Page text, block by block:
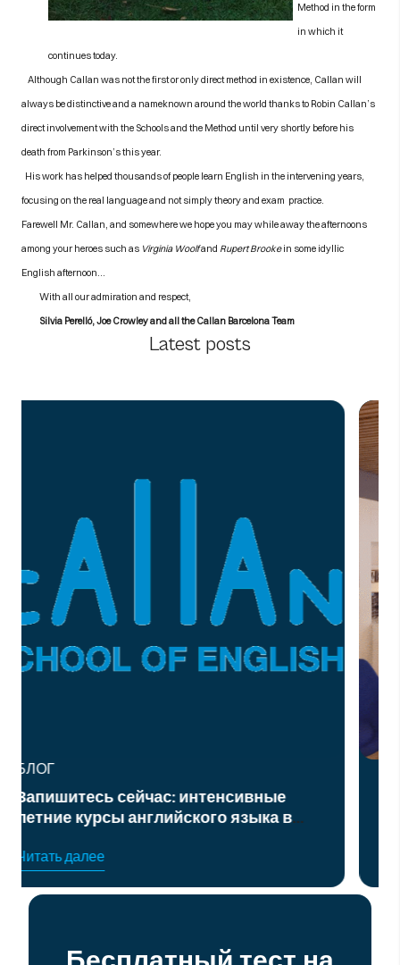
Method in the form
in which it
continues today.
Although Callan was not the first or only direct method in existence, Callan will
always be distinctive and a nameknown around the world thanks to Robin Callan’s
direct involvement with the Schools and the Method until very shortly before his
death from Parkinson’s this year.
His work has helped thousands of people learn English in the intervening years,
focusing on the real language and notsimply theory and exam practice.
Farewell Mr. Callan, and somewhere we hope you may while away the afternoons
among your heroes such as Virginia Woolfand Rupert Brookein some idyllic
English afternoon…
With all our admiration and respect,
Silvia Perelló, Joe Crowley and all the Callan Barcelona Team
Latest posts
языка в
Курс подготовки к
экзаменам по